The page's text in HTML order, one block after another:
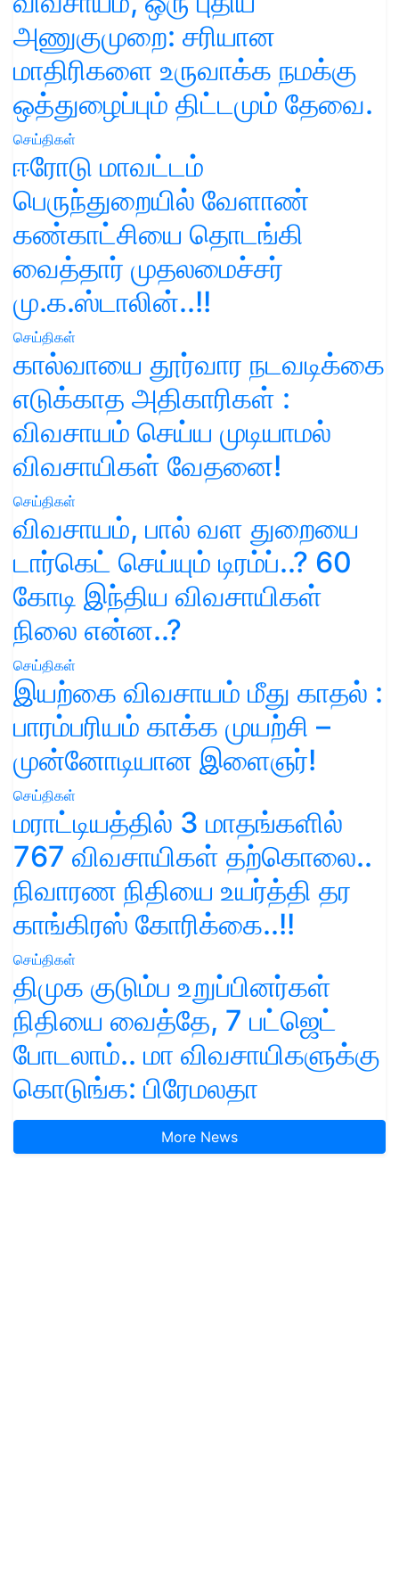
அணுகுமுறை: சரியான
மாதிரிகளை உருவாக்க நமக்கு
ஒத்துழைப்பும் திட்டமும் தேவை.
செய்திகள்
ஈரோடு மாவட்டம்
பெருந்துறையில் வேளாண்
கண்காட்சியை தொடங்கி
வைத்தார் முதலமைச்சர்
மு.க.ஸ்டாலின்..!!
செய்திகள்
கால்வாயை தூர்வார நடவடிக்கை
எடுக்காத அதிகாரிகள் :
விவசாயம் செய்ய முடியாமல்
விவசாயிகள் வேதனை!
செய்திகள்
விவசாயம், பால் வள துறையை
டார்கெட் செய்யும் டிரம்ப்..? 60
கோடி இந்திய விவசாயிகள்
நிலை என்ன..?
செய்திகள்
இயற்கை விவசாயம் மீது காதல் :
பாரம்பரியம் காக்க முயற்சி –
முன்னோடியான இளைஞர்!
செய்திகள்
மராட்டியத்தில் 3 மாதங்களில்
767 விவசாயிகள் தற்கொலை..
நிவாரண நிதியை உயர்த்தி தர
காங்கிரஸ் கோரிக்கை..!!
செய்திகள்
திமுக குடும்ப உறுப்பினர்கள்
நிதியை வைத்தே, 7 பட்ஜெட்
போடலாம்.. மா விவசாயிகளுக்கு
கொடுங்க: பிரேமலதா
More News